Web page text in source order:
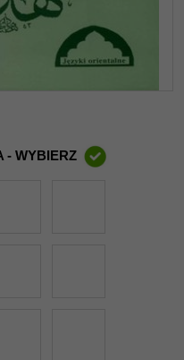
- WYBIERZ